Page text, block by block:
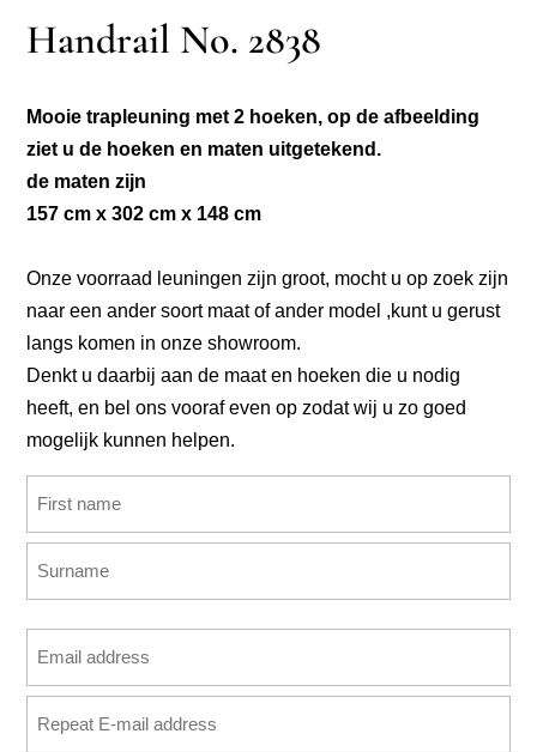
Handrail No. 2838
Mooie trapleuning met 2 hoeken, op de afbeelding
ziet u de hoeken en maten uitgetekend.
de maten zijn
157 cm x 302 cm x 148 cm
Onze voorraad leuningen zijn groot, mocht u op zoek zijn
naar een ander soort maat of ander model ,kunt u gerust
langs komen in onze showroom.
Denkt u daarbij aan de maat en hoeken die u nodig
heeft, en bel ons vooraf even op zodat wij u zo goed
mogelijk kunnen helpen.
Email